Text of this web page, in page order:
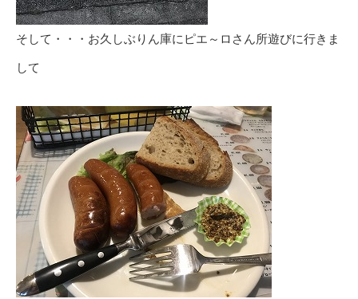
そして・・・お久しぶりん庫にピエ～ロさん所遊びに行きま
して